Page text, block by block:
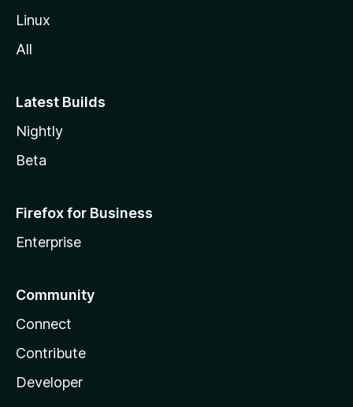
Linux
All
Latest Builds
Nightly
Beta
Firefox for Business
Enterprise
Community
Connect
Contribute
Developer